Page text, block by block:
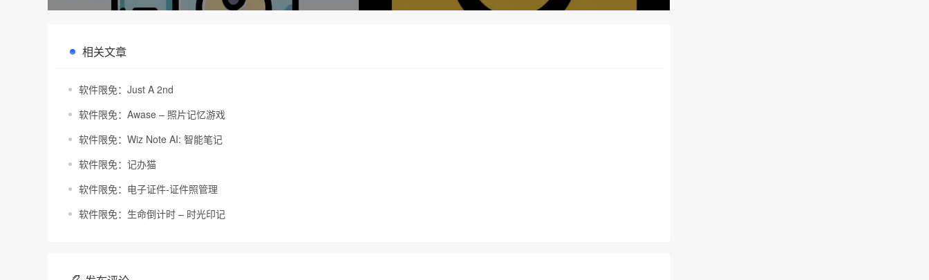
相关文章
软件限免：Just A 2nd
软件限免：Awase – 照片记忆游戏
软件限免：Wiz Note AI: 智能笔记
软件限免：记办猫
软件限免：电子证件-证件照管理
软件限免：生命倒计时 – 时光印记